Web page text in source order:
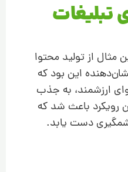
تبلیغات
مثال از تولید محتوا
این بود که
ارزشمند، به جذب
رویکرد باعث شد که
دست یابد.